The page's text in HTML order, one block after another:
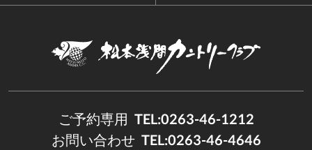
ご予約専用 TEL:0263-46-1212
お問い合わせ TEL:0263-46-4646